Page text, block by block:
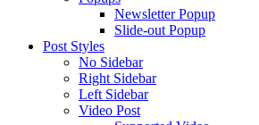
Newsletter Popup
Slide-out Popup
Post Styles
No Sidebar
Right Sidebar
Left Sidebar
Video Post